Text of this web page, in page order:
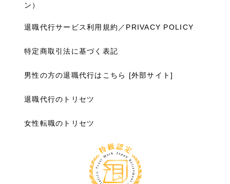
ン）
退職代行サービス利用規約／PRIVACY POLICY
特定商取引法に基づく表記
男性の方の退職代行はこちら [外部サイト]
退職代行のトリセツ
女性転職のトリセツ